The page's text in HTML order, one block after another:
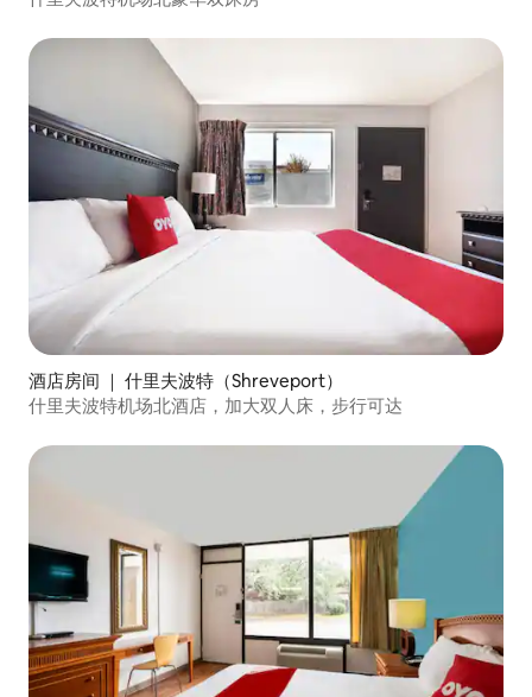
酒店房间 ｜ 什里夫波特（Shreveport）
什里夫波特机场北酒店，加大双人床，步行可达